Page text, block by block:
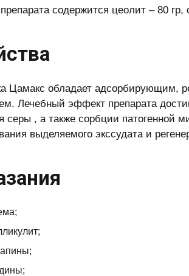
содержится цеолит – 80
Цамакс обладает адсорбирующим,
Лечебный эффект препарата
серы , а также сорбции патогенной
выделяемого экссудата и